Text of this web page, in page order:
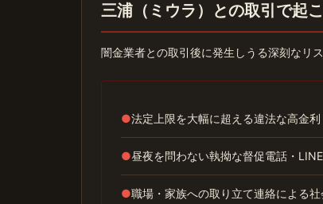
三浦（ミウラ）との取引で起
闇金業者との取引後に発生しうる深刻なリ
●法定上限を大幅に超える違法な高金利
●昼夜を問わない執拗な督促電話・LINE
●職場・家族への取り立て連絡による